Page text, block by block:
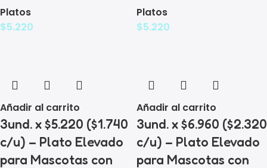
Platos
$5.220
Platos
$5.220
Añadir al carrito
3und. x $5.220 ($1.740
c/u) – Plato Elevado
para Mascotas con
Añadir al carrito
3und. x $6.960 ($2.320
c/u) – Plato Elevado
para Mascotas con